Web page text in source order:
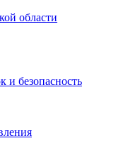
области
и безопасность